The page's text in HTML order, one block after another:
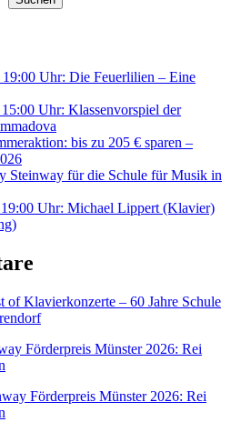
19:00 Uhr: Die Feuerlilien – Eine
Uhr: Klassenvorspiel der
bis zu 205 € sparen –
Steinway für die Schule für Musik in
19:00 Uhr: Michael Lippert (Klavier)
of Klavierkonzerte – 60 Jahre Schule
Förderpreis Münster 2026: Rei
Förderpreis Münster 2026: Rei